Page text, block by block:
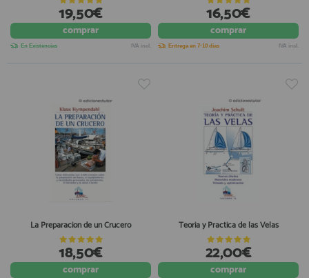
19,50€
comprar
En Existencias IVA incl.
16,50€
comprar
Entrega en 7-10 días IVA incl.
La Preparacion de un Crucero
18,50€
comprar
Teoria y Practica de las Velas
22,00€
comprar